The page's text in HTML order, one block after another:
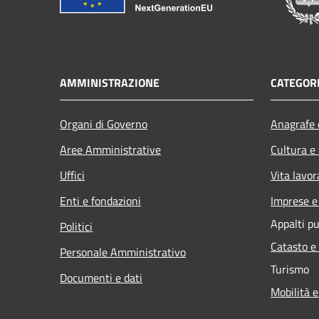
AMMINISTRAZIONE
Organi di Governo
Aree Amministrative
Uffici
Enti e fondazioni
Politici
Personale Amministrativo
Documenti e dati
Cultura
Vita
Imprese
Appalti
Catasto
Turismo
Mobilità